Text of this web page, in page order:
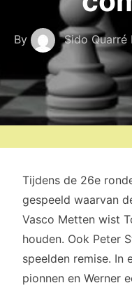
By Sido Quarré
Tijdens de 26e
gespeeld waarvan
Vasco Metten wist
houden. Ook Peter
speelden remise. In
pionnen en Werner